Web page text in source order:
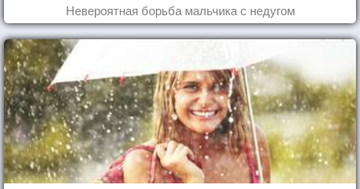
Невероятная борьба мальчика с недугом